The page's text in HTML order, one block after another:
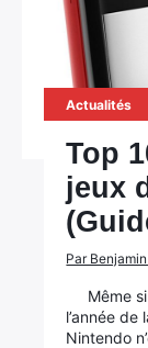
Actualités
Top
jeux
Par
Même
l’année
Nintendo